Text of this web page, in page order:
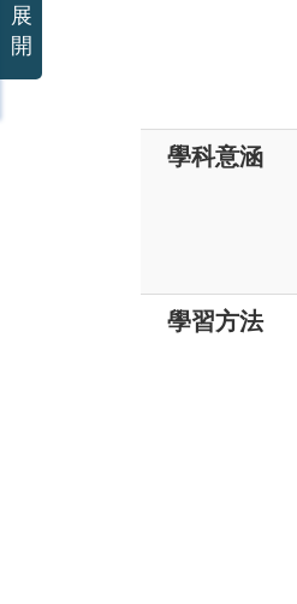
學科意涵
學習方法
展
開